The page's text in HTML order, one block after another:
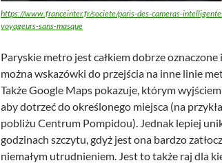
https://www.franceinter.fr/societe/paris-des-cameras-
voyageurs-sans-masque
Paryskie metro jest całkiem dobrze
można wskazówki do przejścia na inne linie
Także Google Maps pokazuje, którym
aby dotrzeć do określonego miejsca (na
pobliżu Centrum Pompidou). Jednak lepiej
godzinach szczytu, gdyż jest ona bardzo
niemałym utrudnieniem. Jest to także raj dla